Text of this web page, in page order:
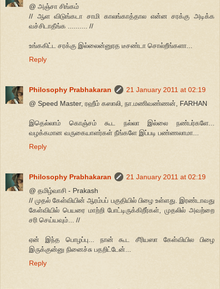
@ அஞ்சா சிங்கம்
// ஆள விடுங்கடா சாமி காலங்காத்தால என்ன சரக்கு அடிக்க
வச்சிடாதீங்க .......... //
உங்ககிட்ட சரக்கு இல்லைன்னுரத டீசண்டா சொல்றீங்களா...
Reply
Philosophy Prabhakaran
21 January 2011 at 02:19
@ Speed Master, ரஹீம் கஸாலி, நா.மணிவண்ணன், FARHAN
இதெல்லாம் கொஞ்சம் கூட நல்லா இல்லை நண்பர்களே...
வழக்கமான வருகையாளர்கள் நீங்களே இப்படி பண்ணலாமா...
Reply
Philosophy Prabhakaran
21 January 2011 at 02:19
@ தமிழ்வாசி - Prakash
// முதல் கேள்வியின் ஆரம்பப் பகுதியில் பிழை உள்ளது. இரண்டாவது
கேள்வியில் பெயரை மாற்றி போட்டிருக்கிறீர்கள், முதலில் அவற்றை
சரி செய்யவும்... //
ஏன் இந்த பொழப்பு... நான் கூட சீரியஸா கேள்வியில பிழை
இருக்குன்னு நினைச்சு பதறிட்டேன்...
Reply